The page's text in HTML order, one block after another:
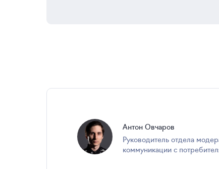
Антон Овчаров
руководитель отдела модерации и
коммуникации с